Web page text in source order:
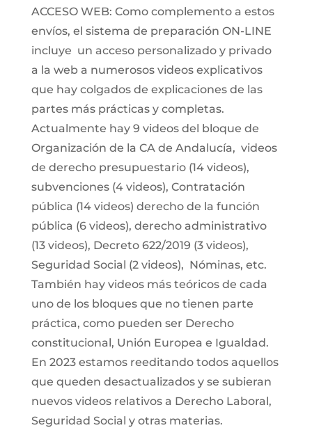
ACCESO WEB: Como complemento a estos
envíos, el sistema de preparación ON-LINE
incluye un acceso personalizado y privado
a la web a numerosos videos explicativos
que hay colgados de explicaciones de las
partes más prácticas y completas.
Actualmente hay 9 videos del bloque de
Organización de la CA de Andalucía, videos
de derecho presupuestario (14 videos),
subvenciones (4 videos), Contratación
pública (14 videos) derecho de la función
pública (6 videos), derecho administrativo
(13 videos), Decreto 622/2019 (3 videos),
Seguridad Social (2 videos), Nóminas, etc.
También hay videos más teóricos de cada
uno de los bloques que no tienen parte
práctica, como pueden ser Derecho
constitucional, Unión Europea e Igualdad.
En 2023 estamos reeditando todos aquellos
que queden desactualizados y se subieran
nuevos videos relativos a Derecho Laboral,
Seguridad Social y otras materias.